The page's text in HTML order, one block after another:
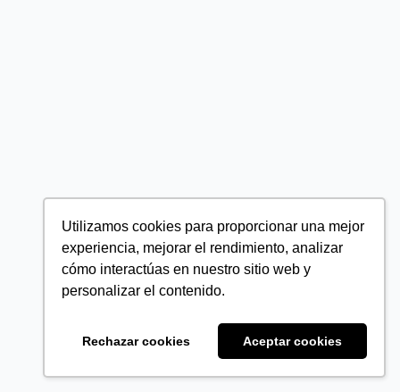
Utilizamos cookies para proporcionar una mejor
experiencia, mejorar el rendimiento, analizar
cómo interactúas en nuestro sitio web y
personalizar el contenido.
Rechazar cookies Aceptar cookies